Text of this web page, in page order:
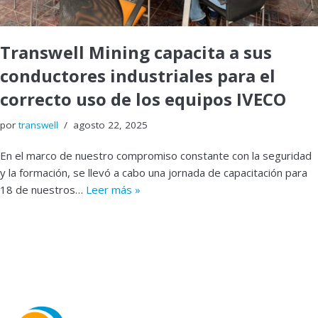
Transwell Mining capacita a sus
conductores industriales para el
correcto uso de los equipos IVECO
portranswell agosto 22, 2025
En el marco de nuestro compromiso constante con la seguridad
y la formación, se llevó a cabo una jornada de capacitación para
18 de nuestros… Leer más »